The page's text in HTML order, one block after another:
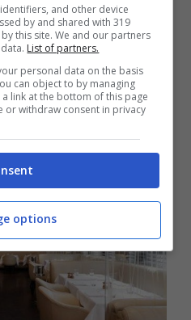
infatti
contenuti. I
trappole per turisti,
cari.
and other device
by and shared with 319
this site. We and our partners
List of partners.
personal data on the basis
can object to by managing
link at the bottom of this page
or withdraw consent in privacy
options